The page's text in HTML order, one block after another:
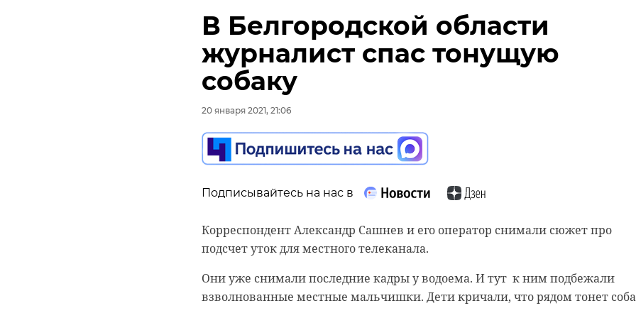
В Белгородской области
журналист спас тонущую
собаку
20 января 2021, 21:06
Подписывайтесь на нас в
Корреспондент Александр Сашнев и его оператор снимали сюжет про
подсчет уток для местного телеканала.
Они уже снимали последние кадры у водоема. И тут к ним подбежали
взволнованные местные мальчишки. Дети кричали, что рядом тонет